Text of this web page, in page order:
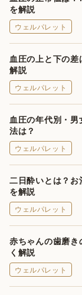
を解説
ウェルパレット
血圧の上と下の
解説
ウェルパレット
血圧の年代別・
法は？
ウェルパレット
二日酔いとは？
を解説
ウェルパレット
赤ちゃんの歯磨
く解説
ウェルパレット